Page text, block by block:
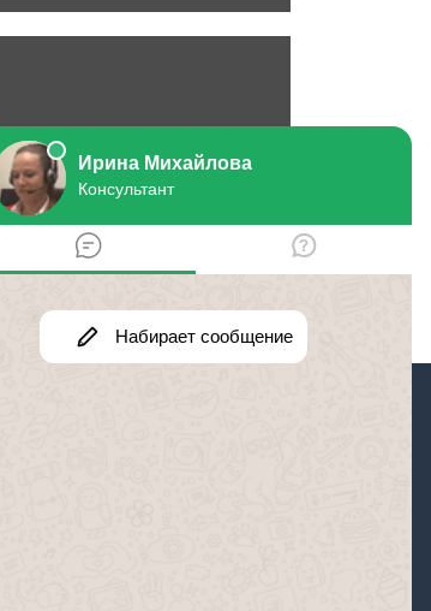
телефону: 4 популярные